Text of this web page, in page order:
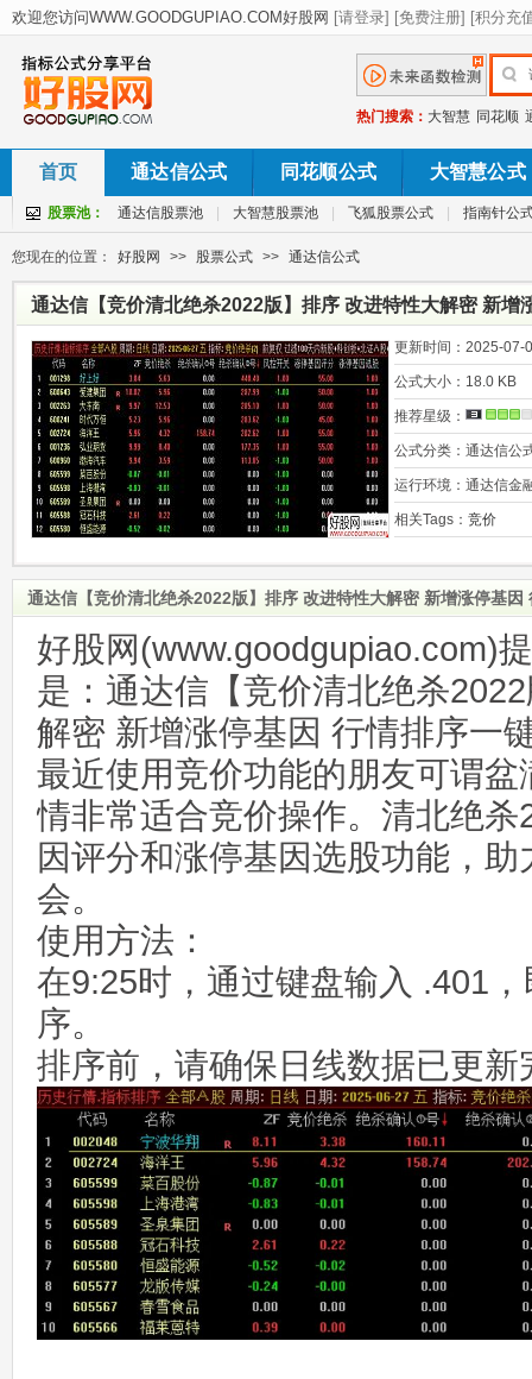
热门搜索： 大智慧 同花顺
首页 通达信公式 同花顺公式 大智慧公式
股票池： 通达信股票池 大智慧股票池 飞狐股票公式 指南针公
您现在的位置： 好股网 >> 股票公式 >> 通达信公式
通达信【竞价清北绝杀2022版】排序 改进特性大解密 新增
键搞定
更新时间： 2025-07-
公式大小： 18.0 KB
推荐星级：
公式分类： 通达信公
运行环境： 通达信金
相关Tags： 竞价
通达信【竞价清北绝杀2022版】排序 改进特性大解密 新增涨停基因
好股网(www.goodgupiao.com)
是：通达信【竞价清北绝杀
解密 新增涨停基因 行情排序一
最近使用竞价功能的朋友可谓
情非常适合竞价操作。清北绝
因评分和涨停基因选股功能，
会。
使用方法：
在9:25时，通过键盘输入 .401
序。
排序前，请确保日线数据已更新